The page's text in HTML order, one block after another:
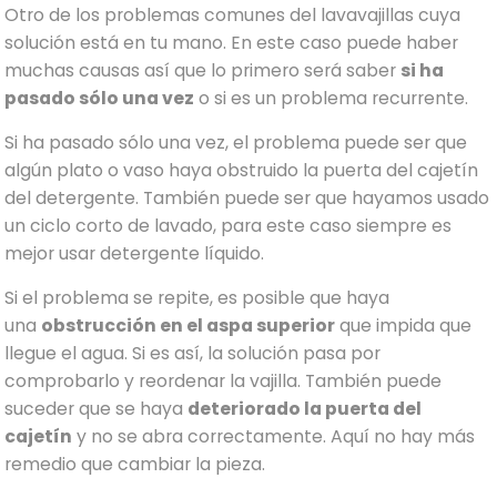
Otro de los problemas comunes del lavavajillas cuya
solución está en tu mano. En este caso puede haber
muchas causas así que lo primero será saber si ha
pasado sólo una vez o si es un problema recurrente.
Si ha pasado sólo una vez, el problema puede ser que
algún plato o vaso haya obstruido la puerta del cajetín
del detergente. También puede ser que hayamos usado
un ciclo corto de lavado, para este caso siempre es
mejor usar detergente líquido.
Si el problema se repite, es posible que haya
una obstrucción en el aspa superiorque impida que
llegue el agua. Si es así, la solución pasa por
comprobarlo y reordenar la vajilla. También puede
suceder que se haya deteriorado la puerta del
cajetín y no se abra correctamente. Aquí no hay más
remedio que cambiar la pieza.